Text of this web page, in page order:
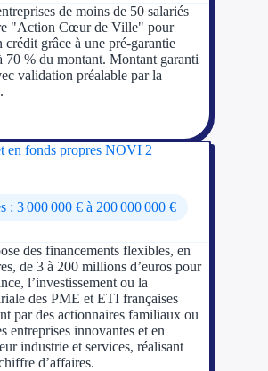
de moins de 50 salariés
"Action Cœur de Ville" pour
grâce à une pré-garantie
% du montant. Montant garanti
validation préalable par la
en fonds propres NOVI 2
: 3 000 000 € à 200 000 000 €
des financements flexibles, en
de 3 à 200 millions d’euros pour
l’investissement ou la
des PME et ETI françaises
par des actionnaires familiaux ou
entreprises innovantes et en
industrie et services, réalisant
d’affaires.